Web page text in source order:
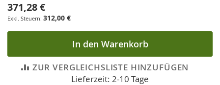
371,28 €
312,00 €
In den Warenkorb
ZUR VERGLEICHSLISTE HINZUFÜGEN
Lieferzeit: 2-10 Tage